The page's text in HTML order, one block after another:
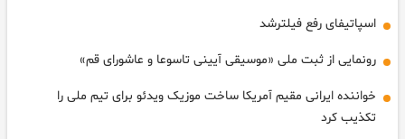
اسپاتیفای رفع فیلترشد
رونمایی از ثبت ملی «موسیقی آیینی تاسوعا و عاشورای قم»
خواننده ایرانی مقیم آمریکا ساخت موزیک ویدئو برای تیم ملی را
تکذیب کرد